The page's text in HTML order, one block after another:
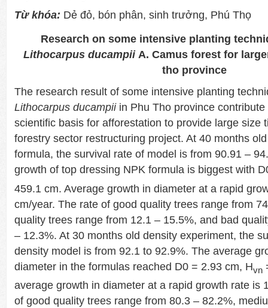
Từ khóa: Dẻ đỏ, bón phân, sinh trưởng, Phú Thọ
Research on some intensive planting
Lithocarpus ducampii A. Camus forest for
tho province
The research result of some intensive planting
Lithocarpus ducampiiin Phu Tho province contribute
scientific basis for afforestation to provide large size
forestry sector restructuring project. At 40 months
formula, the survival rate of model is from 90.91 –
growth of top dressing NPK formula is biggest with
459.1 cm. Average growth in diameter at a rapid
cm/year. The rate of good quality trees range from
quality trees range from 12.1 – 15.5%, and bad
– 12.3%. At 30 months old density experiment, the
density model is from 92.1 to 92.9%. The average
diameter in the formulas reached D0 = 2.93 cm, Hvn
average growth in diameter at a rapid growth rate is
of good quality trees range from 80.3 – 82.2%,